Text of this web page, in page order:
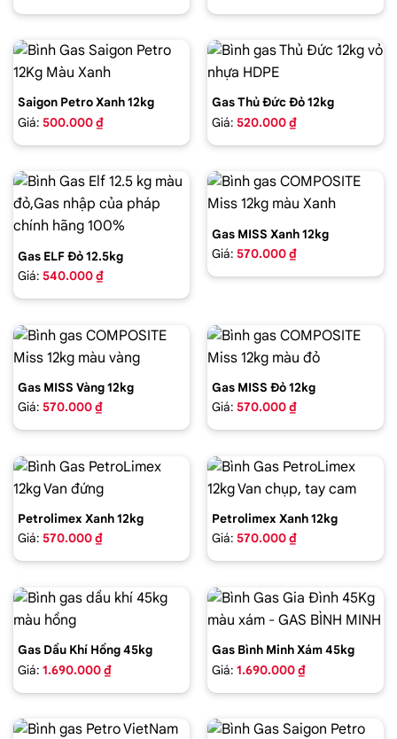
Saigon Petro Xanh 12kg
Giá: 500.000 ₫
Gas Thủ Đức Đỏ 12kg
Giá: 520.000 ₫
Gas ELF Đỏ 12.5kg
Giá: 540.000 ₫
Gas MISS Xanh 12kg
Giá: 570.000 ₫
Gas MISS Vàng 12kg
Giá: 570.000 ₫
Gas MISS Đỏ 12kg
Giá: 570.000 ₫
Petrolimex Xanh 12kg
Giá: 570.000 ₫
Petrolimex Xanh 12kg
Giá: 570.000 ₫
Gas Dầu Khí Hồng 45kg
Giá: 1.690.000 ₫
Gas Bình Minh Xám 45kg
Giá: 1.690.000 ₫